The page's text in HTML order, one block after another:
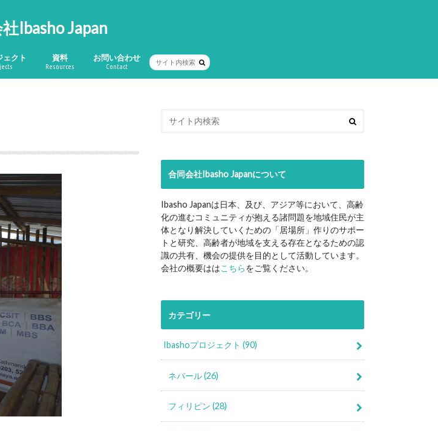
Ibasho Japan
ェクト 資料
Resources
お問い合わせ
Contact
合同会社Ibasho Japanについて
Ibasho Japanは日本、及び、アジア等において、高齢
化の進むコミュニティが抱える諸問題を地域住民が主
体となり解決していくための「居場所」作りのサポー
トと研究、高齢者が地域を支える存在となるための認
識の共有、機会の提供を目的として活動しています。
会社の概要ははこちらをご覧ください。
カテゴリー
Ibashoプロジェクト(90)
ネパール(26)
フィリピン (28)